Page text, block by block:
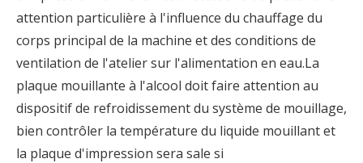
attention particulière à l'influence du chauffage du
corps principal de la machine et des conditions de
ventilation de l'atelier sur l'alimentation en eau.La
plaque mouillante à l'alcool doit faire attention au
dispositif de refroidissement du système de mouillage,
bien contrôler la température du liquide mouillant et
la plaque d'impression sera sale si